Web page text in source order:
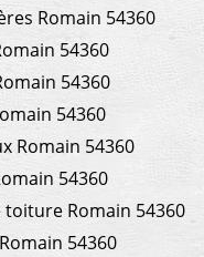
Romain 54360
54360
54360
54360
Romain 54360
54360
Romain 54360
54360